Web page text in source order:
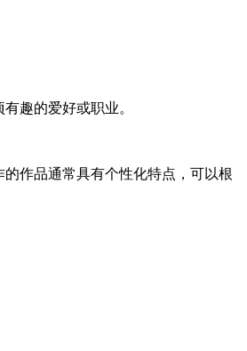
趣的爱好或职业。
作品通常具有个性化特点，可以根